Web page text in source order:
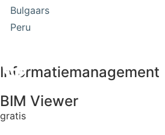
Bulgaars
Peru
Informatiemanagement
BIM Viewer
gratis